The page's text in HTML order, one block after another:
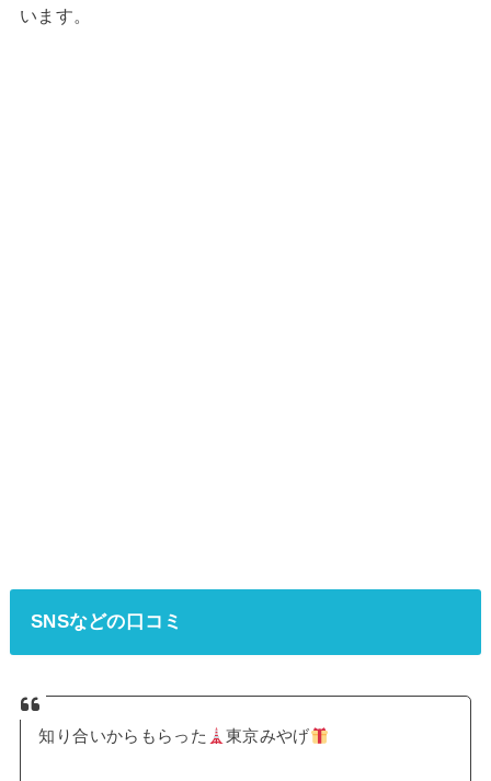
います。
SNSなどの口コミ
知り合いからもらった 東京みやげ